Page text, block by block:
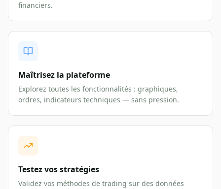
financiers.
Maîtrisez la plateforme
Explorez toutes les fonctionnalités : graphiques,
ordres, indicateurs techniques — sans pression.
Testez vos stratégies
Validez vos méthodes de trading sur des données